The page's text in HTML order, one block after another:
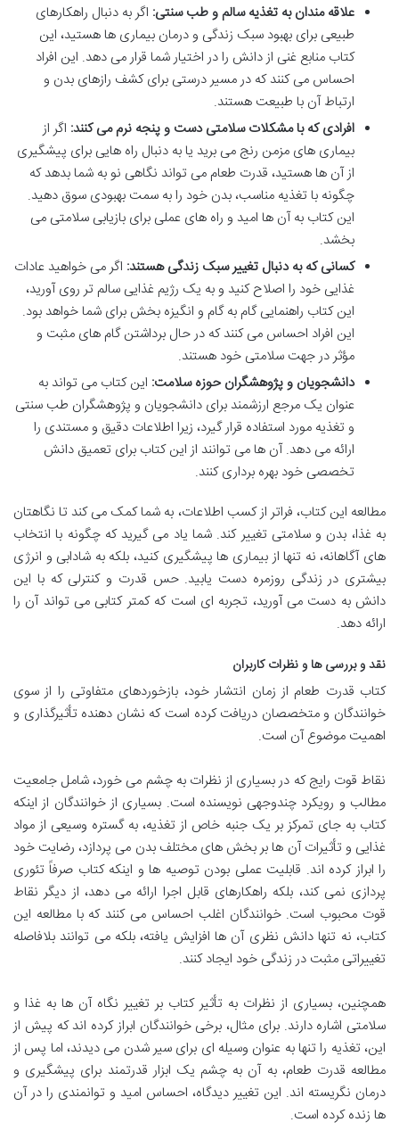
علاقه مندان به تغذیه سالم و طب سنتی: اگر به دنبال راهکارهای
طبیعی برای بهبود سبک زندگی و درمان بیماری ها هستید، این
کتاب منابع غنی از دانش را در اختیار شما قرار می دهد. این افراد
احساس می کنند که در مسیر درستی برای کشف رازهای بدن و
ارتباط آن با طبیعت هستند.
افرادی که با مشکلات سلامتی دست و پنجه نرم می کنند: اگر از
بیماری های مزمن رنج می برید یا به دنبال راه هایی برای پیشگیری
از آن ها هستید، قدرت طعام می تواند نگاهی نو به شما بدهد که
چگونه با تغذیه مناسب، بدن خود را به سمت بهبودی سوق دهید.
این کتاب به آن ها امید و راه های عملی برای بازیابی سلامتی می
بخشد.
کسانی که به دنبال تغییر سبک زندگی هستند: اگر می خواهید عادات
غذایی خود را اصلاح کنید و به یک رژیم غذایی سالم تر روی آورید،
این کتاب راهنمایی گام به گام و انگیزه بخش برای شما خواهد بود.
این افراد احساس می کنند که در حال برداشتن گام های مثبت و
مؤثر در جهت سلامتی خود هستند.
دانشجویان و پژوهشگران حوزه سلامت: این کتاب می تواند به
عنوان یک مرجع ارزشمند برای دانشجویان و پژوهشگران طب سنتی
و تغذیه مورد استفاده قرار گیرد، زیرا اطلاعات دقیق و مستندی را
ارائه می دهد. آن ها می توانند از این کتاب برای تعمیق دانش
تخصصی خود بهره برداری کنند.
مطالعه این کتاب، فراتر از کسب اطلاعات، به شما کمک می کند تا نگاهتان
به غذا، بدن و سلامتی تغییر کند. شما یاد می گیرید که چگونه با انتخاب
های آگاهانه، نه تنها از بیماری ها پیشگیری کنید، بلکه به شادابی و انرژی
بیشتری در زندگی روزمره دست یابید. حس قدرت و کنترلی که با این
دانش به دست می آورید، تجربه ای است که کمتر کتابی می تواند آن را
ارائه دهد.
نقد و بررسی ها و نظرات کاربران
کتاب قدرت طعام از زمان انتشار خود، بازخوردهای متفاوتی را از سوی
خوانندگان و متخصصان دریافت کرده است که نشان دهنده تأثیرگذاری و
اهمیت موضوع آن است.
نقاط قوت رایج که در بسیاری از نظرات به چشم می خورد، شامل جامعیت
مطالب و رویکرد چندوجهی نویسنده است. بسیاری از خوانندگان از اینکه
کتاب به جای تمرکز بر یک جنبه خاص از تغذیه، به گستره وسیعی از مواد
غذایی و تأثیرات آن ها بر بخش های مختلف بدن می پردازد، رضایت خود
را ابراز کرده اند. قابلیت عملی بودن توصیه ها و اینکه کتاب صرفاً تئوری
پردازی نمی کند، بلکه راهکارهای قابل اجرا ارائه می دهد، از دیگر نقاط
قوت محبوب است. خوانندگان اغلب احساس می کنند که با مطالعه این
کتاب، نه تنها دانش نظری آن ها افزایش یافته، بلکه می توانند بلافاصله
تغییراتی مثبت در زندگی خود ایجاد کنند.
همچنین، بسیاری از نظرات به تأثیر کتاب بر تغییر نگاه آن ها به غذا و
سلامتی اشاره دارند. برای مثال، برخی خوانندگان ابراز کرده اند که پیش از
این، تغذیه را تنها به عنوان وسیله ای برای سیر شدن می دیدند، اما پس از
مطالعه قدرت طعام، به آن به چشم یک ابزار قدرتمند برای پیشگیری و
درمان نگریسته اند. این تغییر دیدگاه، احساس امید و توانمندی را در آن
ها زنده کرده است.